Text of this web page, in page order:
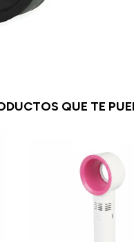
QUE TE